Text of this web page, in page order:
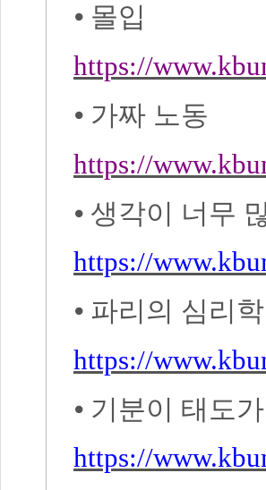
⦁ 몰입
https://
⦁ 가짜 노동
https://
⦁ 생각이 너무
https://
⦁ 파리의 심리학
https://
⦁ 기분이 태도
https://